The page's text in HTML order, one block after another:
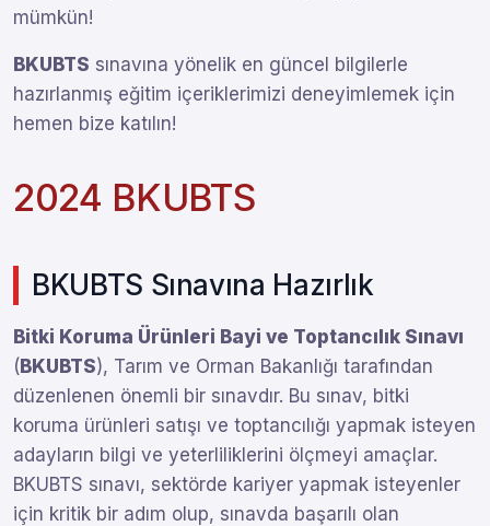
mümkün!
BKUBTS sınavına yönelik en güncel bilgilerle
hazırlanmış eğitim içeriklerimizi deneyimlemek için
hemen bize katılın!
2024 BKUBTS
BKUBTS Sınavına Hazırlık
Bitki Koruma Ürünleri Bayi ve Toptancılık Sınavı
( BKUBTS), Tarım ve Orman Bakanlığı tarafından
düzenlenen önemli bir sınavdır. Bu sınav, bitki
koruma ürünleri satışı ve toptancılığı yapmak isteyen
adayların bilgi ve yeterliliklerini ölçmeyi amaçlar.
BKUBTS sınavı, sektörde kariyer yapmak isteyenler
için kritik bir adım olup, sınavda başarılı olan